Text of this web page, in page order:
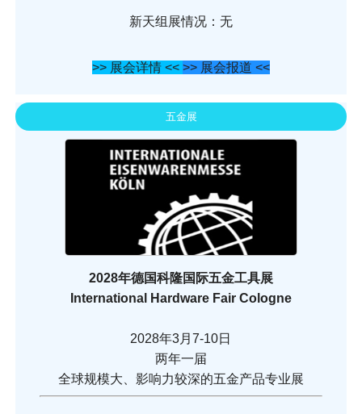
新天组展情况：无
>> 展会详情 << >> 展会报道 <<
五金展
2028年德国科隆国际五金工具展
International Hardware Fair Cologne
2028年3月7-10日
两年一届
全球规模大、影响力较深的五金产品专业展